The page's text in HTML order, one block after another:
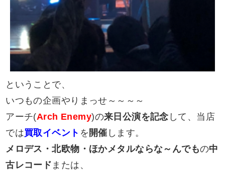
ということで、
いつもの企画やりまっせ～～～～
アーチ(Arch Enemy)の来日公演を記念 して、当店
では買取イベント を 開催 します。
メロデス・北欧物・ほかメタルならな～んでもの中
古レコード または、